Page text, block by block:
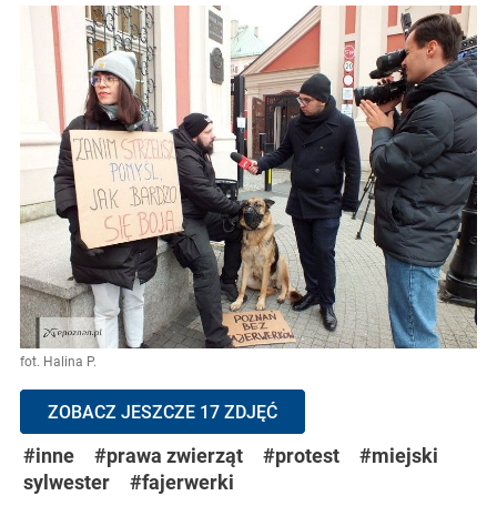
fot. Halina P.
ZOBACZ JESZCZE 17 ZDJĘĆ
#inne #prawa zwierząt #protest
#miejski
sylwester
#fajerwerki